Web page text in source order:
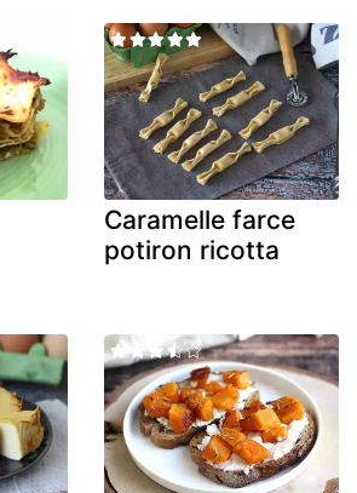
Caramelle farce
potiron ricotta